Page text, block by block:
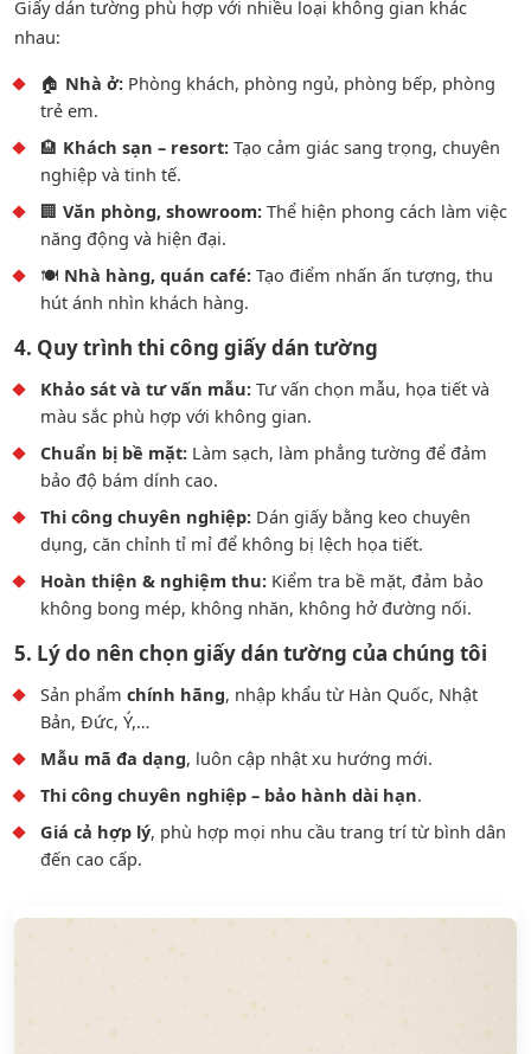
Giấy dán tường phù hợp với nhiều loại không gian khác
nhau:
🏠 Nhà ở: Phòng khách, phòng ngủ, phòng bếp, phòng
trẻ em.
🏨 Khách sạn – resort: Tạo cảm giác sang trọng, chuyên
nghiệp và tinh tế.
🏢 Văn phòng, showroom: Thể hiện phong cách làm việc
năng động và hiện đại.
🍽️ Nhà hàng, quán café: Tạo điểm nhấn ấn tượng, thu
hút ánh nhìn khách hàng.
4. Quy trình thi công giấy dán tường
Khảo sát và tư vấn mẫu: Tư vấn chọn mẫu, họa tiết và
màu sắc phù hợp với không gian.
Chuẩn bị bề mặt: Làm sạch, làm phẳng tường để đảm
bảo độ bám dính cao.
Thi công chuyên nghiệp: Dán giấy bằng keo chuyên
dụng, căn chỉnh tỉ mỉ để không bị lệch họa tiết.
Hoàn thiện & nghiệm thu: Kiểm tra bề mặt, đảm bảo
không bong mép, không nhăn, không hở đường nối.
5. Lý do nên chọn giấy dán tường của chúng tôi
Sản phẩm chính hãng, nhập khẩu từ Hàn Quốc, Nhật
Bản, Đức, Ý,…
Mẫu mã đa dạng, luôn cập nhật xu hướng mới.
Thi công chuyên nghiệp – bảo hành dài hạn.
Giá cả hợp lý, phù hợp mọi nhu cầu trang trí từ bình dân
đến cao cấp.